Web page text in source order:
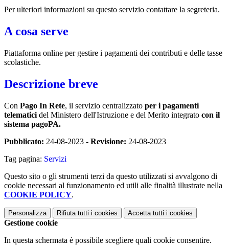
Per ulteriori informazioni su questo servizio contattare la segreteria.
A cosa serve
Piattaforma online per gestire i pagamenti dei contributi e delle tasse
scolastiche.
Descrizione breve
Con Pago In Rete, il servizio centralizzato per i pagamenti
telematici del Ministero dell'Istruzione e del Merito integrato con il
sistema pagoPA.
Pubblicato: 24-08-2023 - Revisione: 24-08-2023
Tag pagina: Servizi
Questo sito o gli strumenti terzi da questo utilizzati si avvalgono di
cookie necessari al funzionamento ed utili alle finalità illustrate nella
COOKIE POLICY.
Personalizza Rifiuta tutti i cookies Accetta tutti i cookies
Gestione cookie
In questa schermata è possibile scegliere quali cookie consentire.